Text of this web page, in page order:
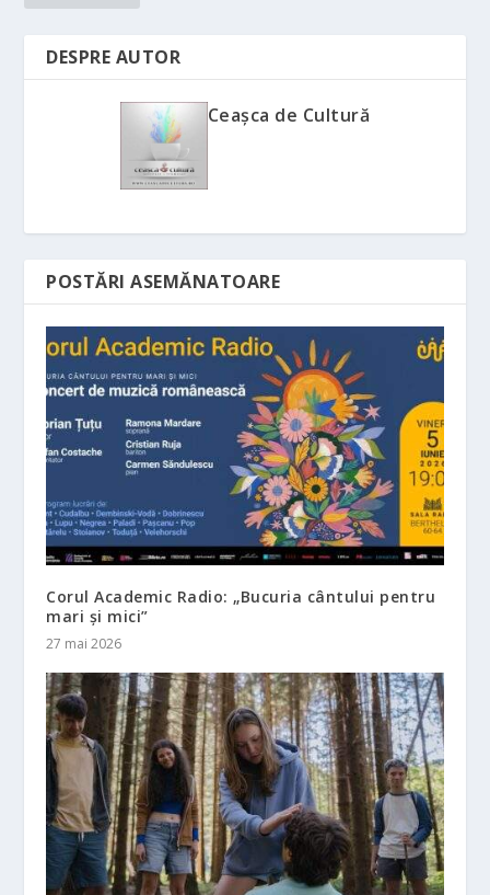
DESPRE AUTOR
Ceașca de Cultură
POSTĂRI ASEMĂNATOARE
Corul Academic Radio: „Bucuria cântului pentru
mari și mici”
27 mai 2026